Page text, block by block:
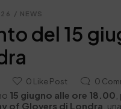
/ NEWS
del 15
0 Like Post 0
15 giugno alle ore 18.00
of Glovers di Londra ,